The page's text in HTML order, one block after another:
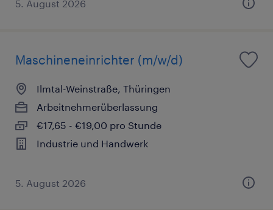
5. August 2026
Maschineneinrichter (m/w/d)
Ilmtal-Weinstraße, Thüringen
Arbeitnehmerüberlassung
€17,65 - €19,00 pro Stunde
Industrie und Handwerk
5. August 2026